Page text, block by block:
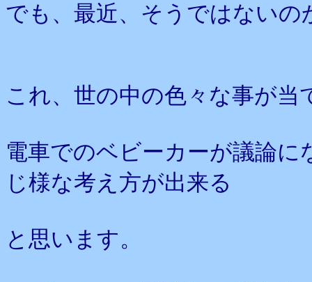
でも、最近、そうではない
これ、世の中の色々な事が
電車でのベビーカーが議論
じ様な考え方が出来る
と思います。